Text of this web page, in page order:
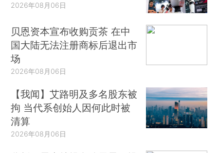
2026年08月06日
贝恩资本宣布收购贡茶 在中
国大陆无法注册商标后退出市
场
2026年08月06日
【我闻】艾路明及多名股东被
拘 当代系创始人因何此时被
清算
2026年08月06日